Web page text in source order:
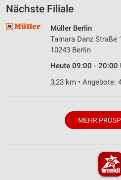
Nächste Filiale
Müller Berlin
Tamara Danz Straße
10243 Berlin
Heute 09:00 - 20:00
3,23 km • Angebote:
MEHR